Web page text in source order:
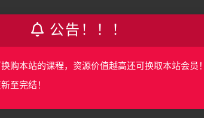
公告！！！
购本站的课程，资源价值越高还可换取本站会员！
至完结！